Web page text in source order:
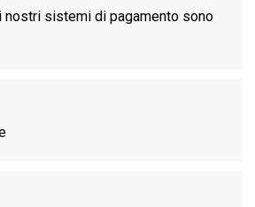
nostri sistemi di pagamento sono